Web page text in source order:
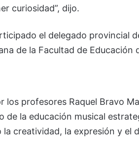
curiosidad”, dijo.
el delegado provincial
de la Facultad de Educación
los profesores Raquel Bravo
de la educación musical
creatividad, la expresión y el